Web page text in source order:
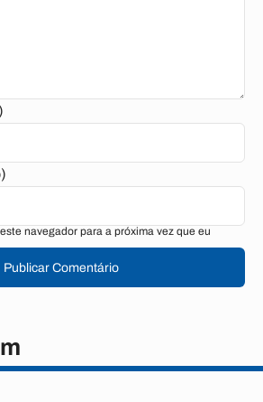
navegador para a próxima vez que eu
Publicar Comentário